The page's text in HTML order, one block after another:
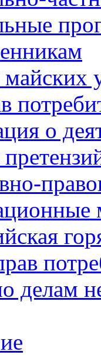
майских
о
делам